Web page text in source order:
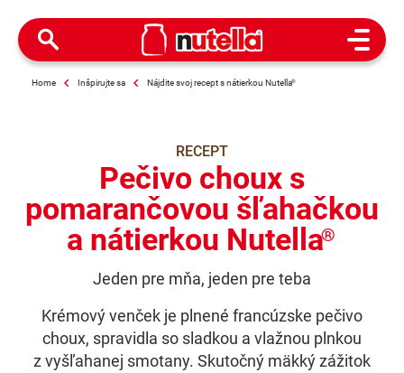
Open
Home Inšpirujte sa Nájdite svoj recept s nátierkou Nutella®
RECEPT
Pečivo choux s
pomarančovou šľahačkou
a nátierkou Nutella®
Jeden pre mňa, jeden pre teba
Krémový venček je plnené francúzske pečivo
choux, spravidla so sladkou a vlažnou plnkou
z vyšľahanej smotany. Skutočný mäkký zážitok